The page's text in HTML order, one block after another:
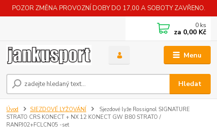
POZOR ZMĚNA PROVOZNÍ DOBY DO 17,00 A SOBOTY ZAVŘENO.
Menu
Hledat
0 ks
za 0,00 Kč
Úvod SJEZDOVÉ LYŽOVÁNÍ
Sjezdové lyže Rossignol SIGNATURE
STRATO CRS KONECT + NX 12 KONECT GW B80 STRATO /
RANPJ02+FCLCN05 -set